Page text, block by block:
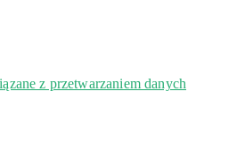
z przetwarzaniem danych